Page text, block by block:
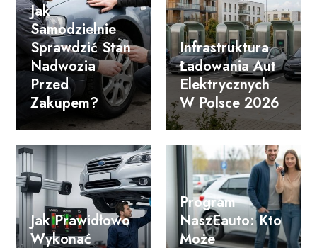
Jak
Samodzielnie
Sprawdzić Stan
Nadwozia
Przed
Zakupem?
Infrastruktura
Ładowania Aut
Elektrycznych
W Polsce 2026
Jak Prawidłowo
Wykonać
Program
NaszEauto: Kto
Może